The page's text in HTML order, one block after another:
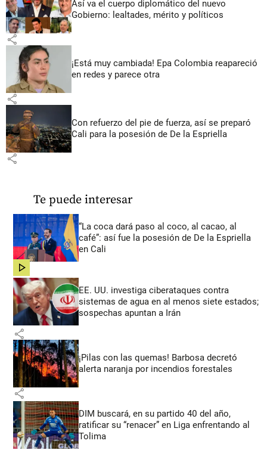
Así va el cuerpo diplomático del nuevo
Gobierno: lealtades, mérito y políticos
share
¡Está muy cambiada! Epa Colombia reapareció
en redes y parece otra
share
Con refuerzo del pie de fuerza, así se preparó
Cali para la posesión de De la Espriella
share
Te puede interesar
“La coca dará paso al coco, al cacao, al
café”: así fue la posesión de De la Espriella
en Cali
share
EE. UU. investiga ciberataques contra
sistemas de agua en al menos siete estados;
sospechas apuntan a Irán
share
¡Pilas con las quemas! Barbosa decretó
alerta naranja por incendios forestales
share
DIM buscará, en su partido 40 del año,
ratificar su “renacer” en Liga enfrentando al
Tolima